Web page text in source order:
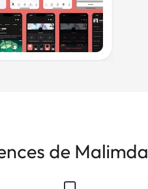
de Malimda